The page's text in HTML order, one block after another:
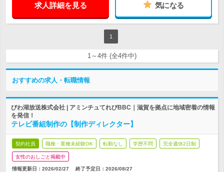
求人詳細を見る 気になる
1
1～4件 (全4件中)
おすすめの求人・転職情報
びわ湖放送株式会社 | アミンチュてれびBBC｜滋賀を拠点に地域密着の情報
を発信！
テレビ番組制作の【制作ディレクター】
契約社員 職種・業種未経験OK 転勤なし 学歴不問 完全週休2日制
女性のおしごと掲載中
情報更新日：2026/02/27 終了予定日： 2026/08/27